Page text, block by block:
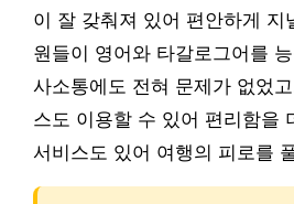
이 잘 갖춰져 있어 편안하게 지
원들이 영어와 타갈로그어를
사소통에도 전혀 문제가 없었
스도 이용할 수 있어 편리함을
서비스도 있어 여행의 피로를